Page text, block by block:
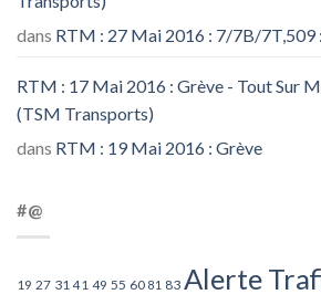
dans RTM : 27 Mai 2016 : 7/7B/7T,509
RTM : 17 Mai 2016 : Grève - Tout Sur
(TSM Transports)
dans RTM : 19 Mai 2016 : Grève
#@
19 27 31 41 49 55 60 81 83 Alerte